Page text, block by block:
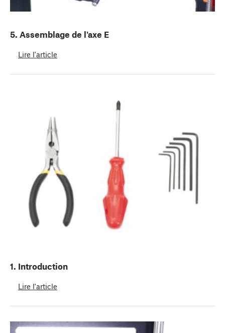
5. Assemblage de l'axe E
Lire l'article
1. Introduction
Lire l'article